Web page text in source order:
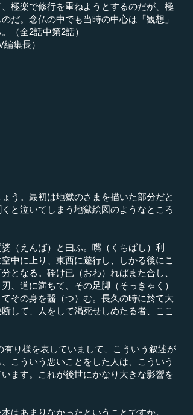
極楽で修行を重ねようとするのだが、極
だ。念仏の中でも当時の中心は「観想」
（全2話中第2話）
集長）
。最初は地獄のさまを描いた部分だと
と泣いてしまう地獄絵図のようなところ
（えんば）と曰ふ。嘴（くちばし）利
中に上り、東西に遊行し、しかる後にこ
となる。砕け已（おわ）ればまた合し、
、道に満ちて、その足脚（そっきゃく）
その身を齧（つ）む。長久の時に於て大
して、人をして渇死せしめたる者、ここ
り様を表していまして、こういう叙述が
こういう悪いことをした人は、こういう
ます。これが後世にかなり大きな影響を
あまりなかったということですか。